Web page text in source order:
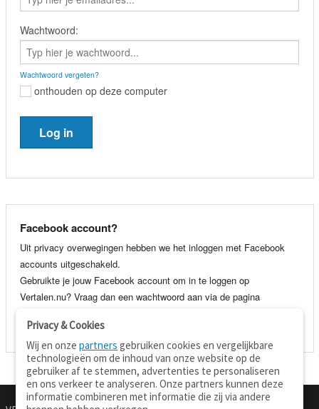
Wachtwoord:
Wachtwoord vergeten?
onthouden op deze computer
Facebook account?
Uit privacy overwegingen hebben we het inloggen met Facebook
accounts uitgeschakeld.
Gebruikte je jouw Facebook account om in te loggen op
Vertalen.nu? Vraag dan een wachtwoord aan via de pagina
je e-mail adres en wachtwoord.
Privacy & Cookies
Wij en onzepartners gebruiken cookies en vergelijkbare
technologieën om de inhoud van onze website op de
gebruiker af te stemmen, advertenties te personaliseren
en ons verkeer te analyseren. Onze partners kunnen deze
informatie combineren met informatie die zij via andere